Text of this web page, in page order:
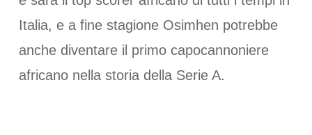
Italia, e a fine stagione Osimhen potrebbe
anche diventare il primo capocannoniere
africano nella storia della Serie A.